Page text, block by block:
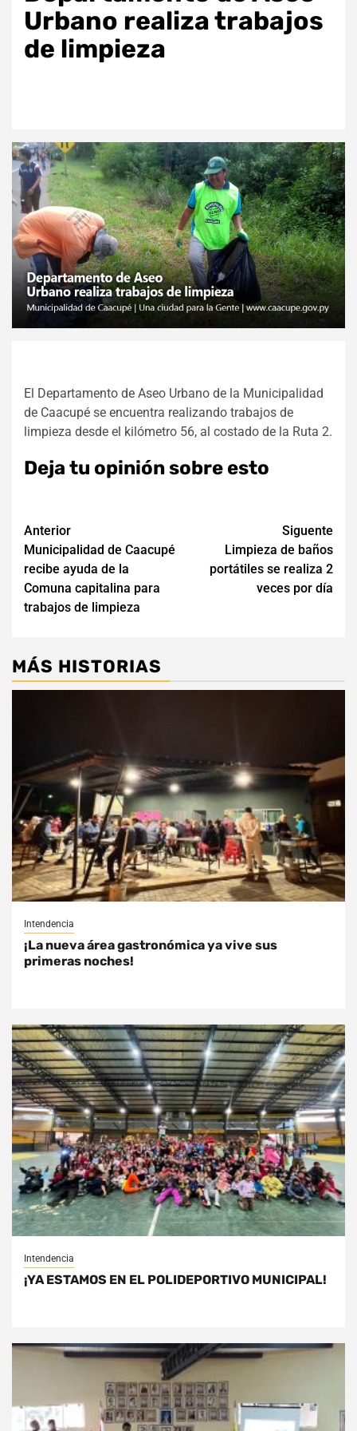
Urbano realiza trabajos
de limpieza
El Departamento de Aseo Urbano de la Municipalidad
de Caacupé se encuentra realizando trabajos de
limpieza desde el kilómetro 56, al costado de la Ruta 2.
Deja tu opinión sobre esto
Navegación
de
entradas
Anterior
Municipalidad de Caacupé
recibe ayuda de la
Comuna capitalina para
trabajos de limpieza
Siguente
Limpieza de baños
portátiles se realiza 2
veces por día
MÁS HISTORIAS
Intendencia
¡La nueva área gastronómica ya vive sus
primeras noches!
Intendencia
¡YA ESTAMOS EN EL POLIDEPORTIVO MUNICIPAL!